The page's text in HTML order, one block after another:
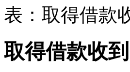
表：取得借款
取得借款收